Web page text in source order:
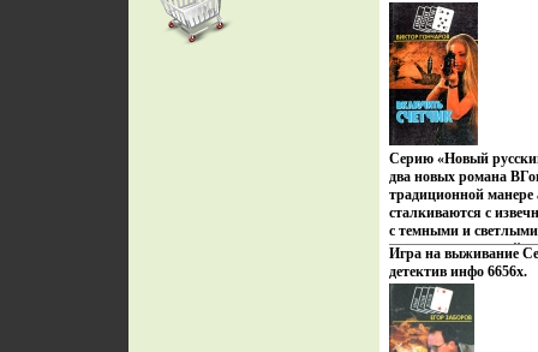
Серию «Новый
два новых романа
традиционной манере
сталкиваются с
с темными и
многогравагылнной
поклонников
любит читать о
людях Автор Виктор
Игра на выживание
детектив инфо 6656x.